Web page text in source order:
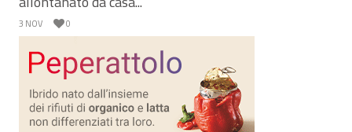
3 NOV 0